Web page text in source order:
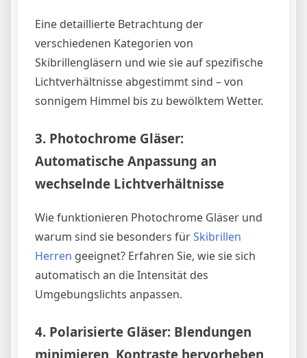
Eine detaillierte Betrachtung der
verschiedenen Kategorien von
Skibrillengläsern und wie sie auf spezifische
Lichtverhältnisse abgestimmt sind – von
sonnigem Himmel bis zu bewölktem Wetter.
3. Photochrome Gläser:
Automatische Anpassung an
wechselnde Lichtverhältnisse
Wie funktionieren Photochrome Gläser und
warum sind sie besonders fürSkibrillen
Herren geeignet? Erfahren Sie, wie sie sich
automatisch an die Intensität des
Umgebungslichts anpassen.
4. Polarisierte Gläser: Blendungen
minimieren, Kontraste hervorheben